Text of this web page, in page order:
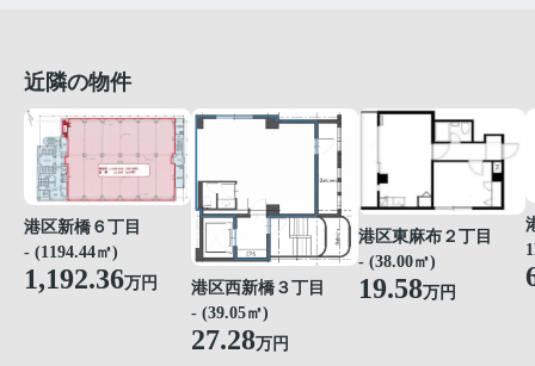
近隣の物件
港区新橋６丁目
- (1194.44㎡)
1,192.36万円
港区西新橋３丁目
- (39.05㎡)
27.28万円
港区東麻布２丁目
- (38.00㎡)
19.58万円